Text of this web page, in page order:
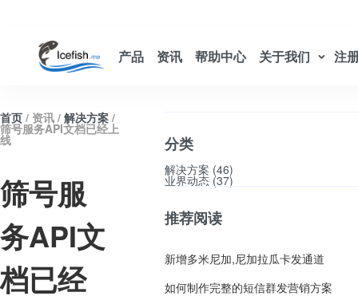
产品 资讯 帮助中心 关于我们 注
首页 / 资讯 / 解决方案 /
筛号服务API文档已经上
线
筛号服
务API文
档已经
分类
解决方案 (46)
业界动态 (37)
推荐阅读
新增多米尼加,尼加拉瓜卡发通道
如何制作完整的短信群发营销方案